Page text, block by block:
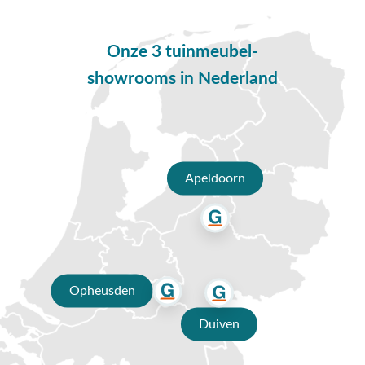
loungemeubels. Deze serie bestaat onder andere uit
loungestoelen, loungebank en een hoekbank. Door de licht
grijze kussens ben je voorzien van een heerlijk zitcomfort
waardoor je graag gaat zitten.
Eigenschappen Medina up&down tafel
De unieke Medina up&down tafel. Deze bestaat uit
aluminium en teakhout. Deze tuintafel is in verschillende
kleuren en maten verkrijgbaar. Zo heb je altijd een Medina
tuintafel die bij jou past. Deze tuintafel heeft een moderne
uitstraling en biedt duurzaamheid door het lichte en
roestbestendige aluminium frame. Het teakhouten tafelblad
zorgt voor een gemakkelijk onderhoud en is van nature
weersbestendig. De tafel is in hoogte verstelbaar waardoor je
deze tafel gemakkelijk transformeert van ontspannen loungen
naar een dining setting. Maak van jouw tuin, jouw moment
met deze Medina tuintafel!
Deze set bestaat uit:
Onze 3 tuinmeubel-
showrooms in Nederland
Apeldoorn
Opheusden
Duiven